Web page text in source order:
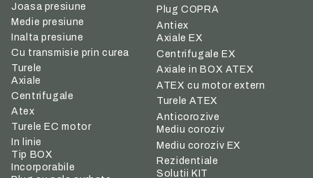
Joasa presiune
Medie presiune
Inalta presiune
Cu transmisie prin curea
Turele
Axiale
Centrifugale
Atex
Turele EC motor
In linie
Tip BOX
Incorporabile
Plug COPRA
Antiex
Axiale EX
Centrifugale EX
Axiale in BOX ATEX
ATEX cu motor extern
Turele ATEX
Anticorozive
Mediu coroziv
Mediu coroziv EX
Rezidentiale
Solutii KIT